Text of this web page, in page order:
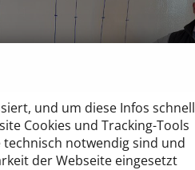
und um diese Infos schnell
Cookies und Tracking-Tools
notwendig sind und
der Webseite eingesetzt